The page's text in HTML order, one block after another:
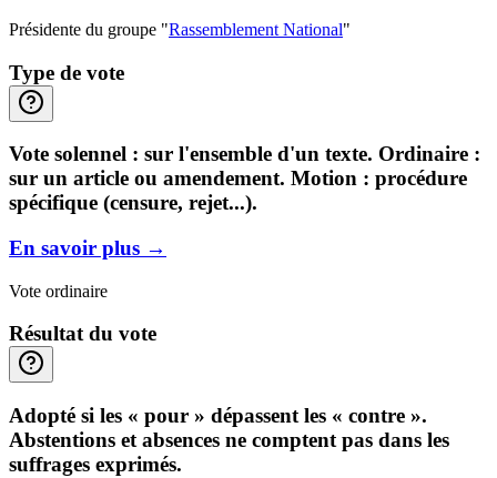
Présidente du groupe "Rassemblement National"
Type de vote
Vote solennel : sur l'ensemble d'un texte. Ordinaire :
sur un article ou amendement. Motion : procédure
spécifique (censure, rejet...).
En savoir plus →
Vote ordinaire
Résultat du vote
Adopté si les « pour » dépassent les « contre ».
Abstentions et absences ne comptent pas dans les
suffrages exprimés.